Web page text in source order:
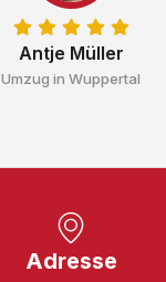
Antje Müller
Umzug in Wuppertal
Adresse